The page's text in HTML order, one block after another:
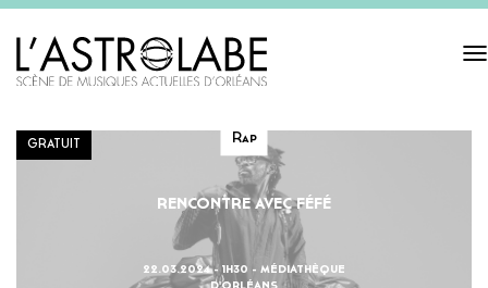
GRATUIT Rap
RENCONTRE AVEC FÉFÉ
22.03.2024 - 1H30 - MÉDIATHÈQUE